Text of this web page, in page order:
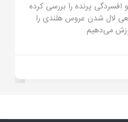
و داروهای مدرن درمان قطعی
آشنا شوید.